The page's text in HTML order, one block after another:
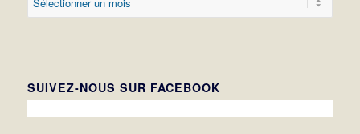
SUIVEZ-NOUS SUR FACEBOOK